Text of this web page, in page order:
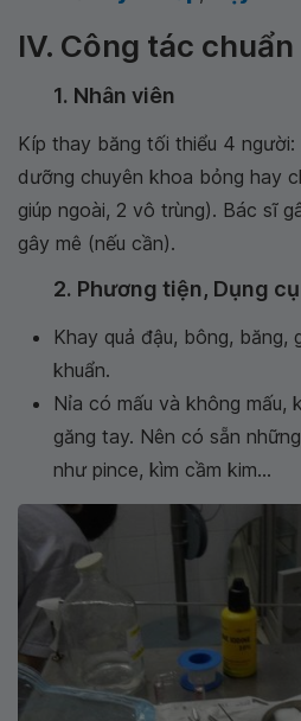
IV. Công tác chuẩn
1. Nhân viên
Kíp thay băng tối thiểu 4 người:
dưỡng chuyên khoa bỏng hay
giúp ngoài, 2 vô trùng). Bác sĩ
gây mê (nếu cần).
2. Phương tiện, Dụng cụ
Khay quả đậu, bông, băng,
khuẩn.
Nỉa có mấu và không mấu,
găng tay. Nên có sẵn
như pince, kìm cầm kim...